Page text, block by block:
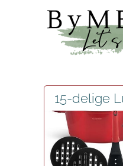
15-delige